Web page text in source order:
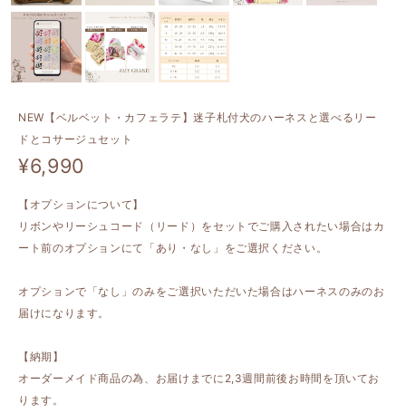
NEW【ベルベット・カフェラテ】迷子札付犬のハーネスと選べるリー
ドとコサージュセット
¥6,990
【オプションについて】
リボンやリーシュコード（リード）をセットでご購入されたい場合はカ
ート前のオプションにて「あり・なし」をご選択ください。
オプションで「なし」のみをご選択いただいた場合はハーネスのみのお
届けになります。
【納期】
オーダーメイド商品の為、お届けまでに2,3週間前後お時間を頂いてお
ります。